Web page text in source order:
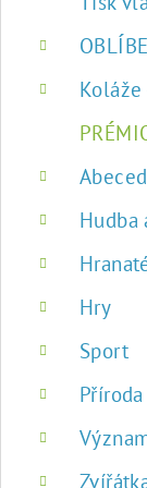
Hudba
Hry
Sport
Příroda